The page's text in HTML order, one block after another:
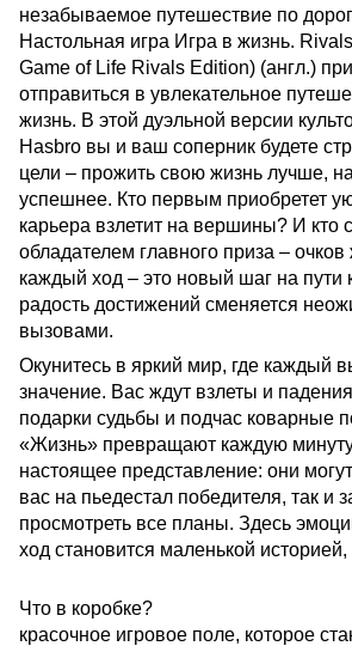
незабываемое путешествие по
Настольная игра Игра в жизнь.
Game of Life Rivals Edition) (англ.)
отправиться в увлекательное
жизнь. В этой дуэльной версии
Hasbro вы и ваш соперник будете
цели – прожить свою жизнь лучше,
успешнее. Кто первым приобретет
карьера взлетит на вершины? И кто
обладателем главного приза –
каждый ход – это новый шаг на пути
радость достижений сменяется
вызовами.
Окунитесь в яркий мир, где каждый
значение. Вас ждут взлеты и
подарки судьбы и подчас коварные
«Жизнь» превращают каждую
настоящее представление: они
вас на пьедестал победителя, так и
просмотреть все планы. Здесь
ход становится маленькой
Что в коробке?
красочное игровое поле, которое